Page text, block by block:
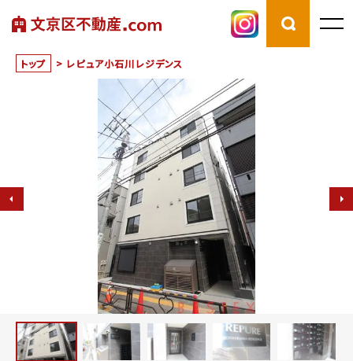
トップ > レピュア小石川レジデンス